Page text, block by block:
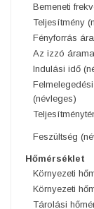
Bemeneti
Teljesítmény
Fényforrás
Az izzó
Indulási idő
(névleges)
Feszültség
Hőmérséklet
Környezeti
Környezeti
Tárolási